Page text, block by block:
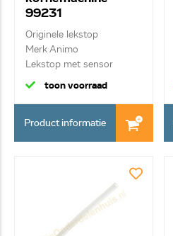
99231
Originele lekstop
Merk Animo
Lekstop met sensor
toon voorraad
Product informatie